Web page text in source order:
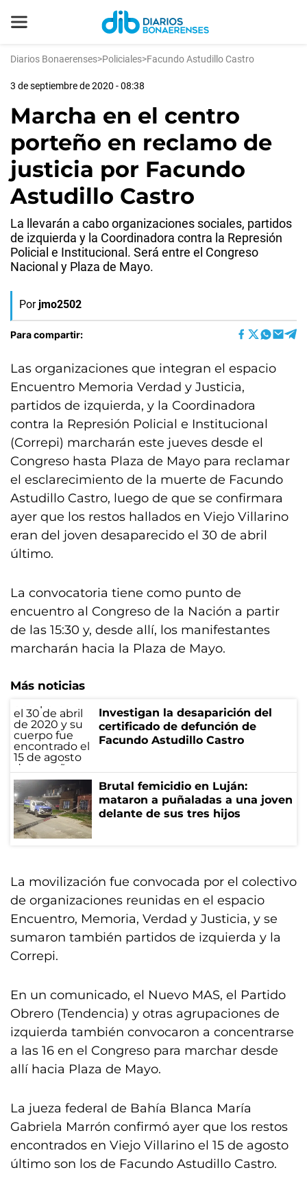
Diarios Bonaerenses>Policiales>Facundo Astudillo Castro
3 de septiembre de 2020 - 08:38
Marcha en el centro
porteño en reclamo de
justicia por Facundo
Astudillo Castro
La llevarán a cabo organizaciones sociales, partidos
de izquierda y la Coordinadora contra la Represión
Policial e Institucional. Será entre el Congreso
Nacional y Plaza de Mayo.
Por jmo2502
Para compartir:
Las organizaciones que integran el espacio
Encuentro Memoria Verdad y Justicia,
partidos de izquierda, y la Coordinadora
contra la Represión Policial e Institucional
(Correpi) marcharán este jueves desde el
Congreso hasta Plaza de Mayo para reclamar
el esclarecimiento de la muerte de Facundo
Astudillo Castro, luego de que se confirmara
ayer que los restos hallados en Viejo Villarino
eran del joven desaparecido el 30 de abril
último.
La convocatoria tiene como punto de
encuentro al Congreso de la Nación a partir
de las 15:30 y, desde allí, los manifestantes
marcharán hacia la Plaza de Mayo.
Más noticias
Investigan la desaparición del
certificado de defunción de
Facundo Astudillo Castro
Brutal femicidio en Luján:
mataron a puñaladas a una joven
delante de sus tres hijos
La movilización fue convocada por el colectivo
de organizaciones reunidas en el espacio
Encuentro, Memoria, Verdad y Justicia, y se
sumaron también partidos de izquierda y la
Correpi.
En un comunicado, el Nuevo MAS, el Partido
Obrero (Tendencia) y otras agrupaciones de
izquierda también convocaron a concentrarse
a las 16 en el Congreso para marchar desde
allí hacia Plaza de Mayo.
La jueza federal de Bahía Blanca María
Gabriela Marrón confirmó ayer que los restos
encontrados en Viejo Villarino el 15 de agosto
último son los de Facundo Astudillo Castro.